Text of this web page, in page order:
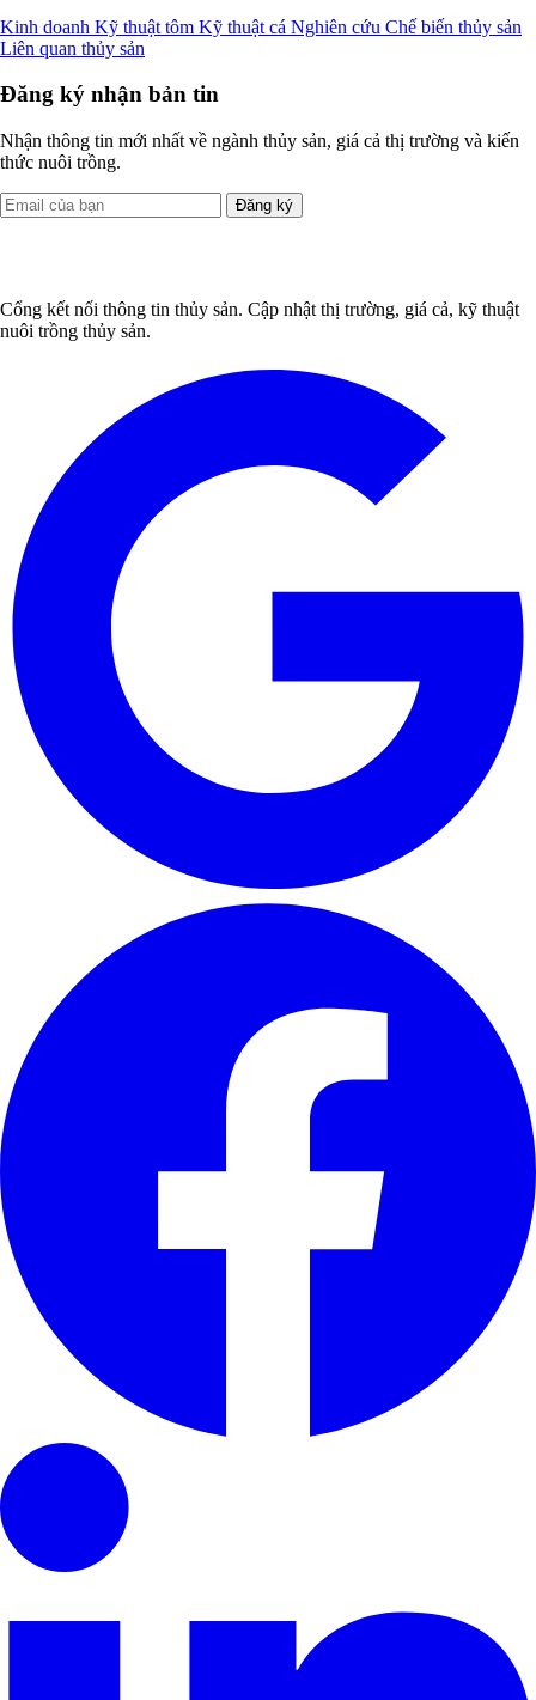
Kinh doanh Kỹ thuật tôm Kỹ thuật cá Nghiên cứu Chế biến thủy sản
Liên quan thủy sản
Đăng ký nhận bản tin
Nhận thông tin mới nhất về ngành thủy sản, giá cả thị trường và kiến
thức nuôi trồng.
Đăng ký
Cổng kết nối thông tin thủy sản. Cập nhật thị trường, giá cả, kỹ thuật
nuôi trồng thủy sản.